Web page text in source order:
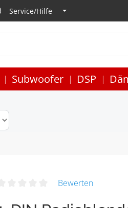
Service/Hilfe
Subwoofer DSP
Bewerten